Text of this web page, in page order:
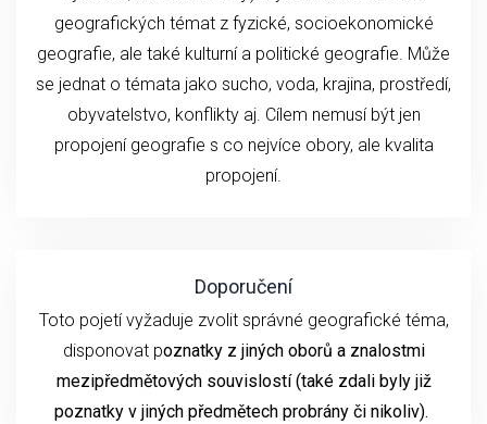
geografických témat z fyzické, socioekonomické
geografie, ale také kulturní a politické geografie. Může
se jednat o témata jako sucho, voda, krajina, prostředí,
obyvatelstvo, konflikty aj. Cílem nemusí být jen
propojení geografie s co nejvíce obory, ale kvalita
propojení.
Doporučení
Toto pojetí vyžaduje zvolit správné geografické téma,
disponovat poznatky z jiných oborů a znalostmi
mezipředmětových souvislostí (také zdali byly již
poznatky v jiných předmětech probrány či nikoliv).